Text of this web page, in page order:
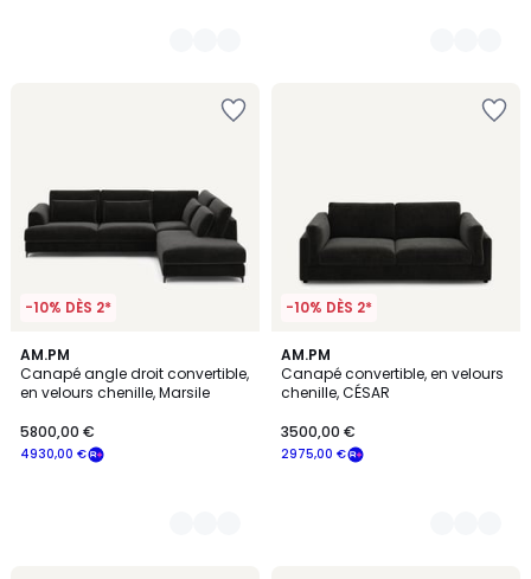
-10% DÈS 2*
AM.PM
Canapé angle droit convertible,
en velours chenille, Marsile
4930,00 €
5800,00 €
8
Couleurs
-10% DÈS 2*
AM.PM
Canapé convertible, en velours
chenille, CÉSAR
2975,00 €
3500,00 €
8
Couleurs